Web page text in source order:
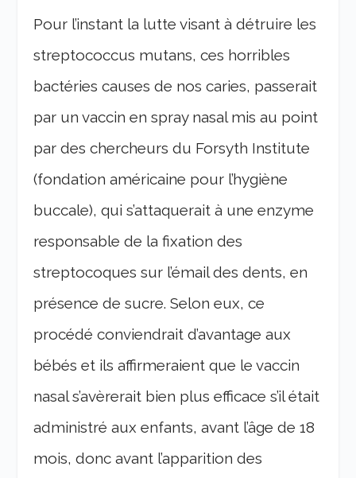
Pour l’instant la lutte visant à détruire les
streptococcus mutans, ces horribles
bactéries causes de nos caries, passerait
par un vaccin en spray nasal mis au point
par des chercheurs du Forsyth Institute
(fondation américaine pour l’hygiène
buccale), qui s’attaquerait à une enzyme
responsable de la fixation des
streptocoques sur l’émail des dents, en
présence de sucre. Selon eux, ce
procédé conviendrait d’avantage aux
bébés et ils affirmeraient que le vaccin
nasal s’avèrerait bien plus efficace s’il était
administré aux enfants, avant l’âge de 18
mois, donc avant l’apparition des